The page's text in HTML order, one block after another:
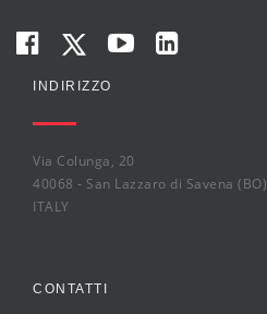
INDIRIZZO
Via Colunga, 20
40068 - San Lazzaro di Savena (BO)
ITALY
CONTATTI